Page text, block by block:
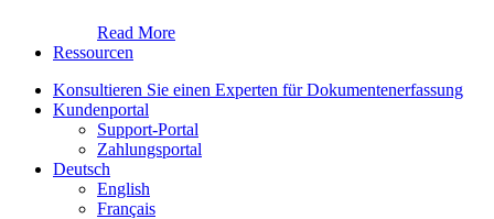
Read More
Ressourcen
Konsultieren Sie einen Experten für Dokumentenerfassung
Kundenportal
Support-Portal
Zahlungsportal
Deutsch
English
Français